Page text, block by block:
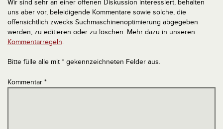
Wir sind sehr an einer offenen Diskussion interessiert, behalten
uns aber vor, beleidigende Kommentare sowie solche, die
offensichtlich zwecks Suchmaschinenoptimierung abgegeben
werden, zu editieren oder zu löschen. Mehr dazu in unseren
Kommentarregeln.
Bitte fülle alle mit * gekennzeichneten Felder aus.
Kommentar *